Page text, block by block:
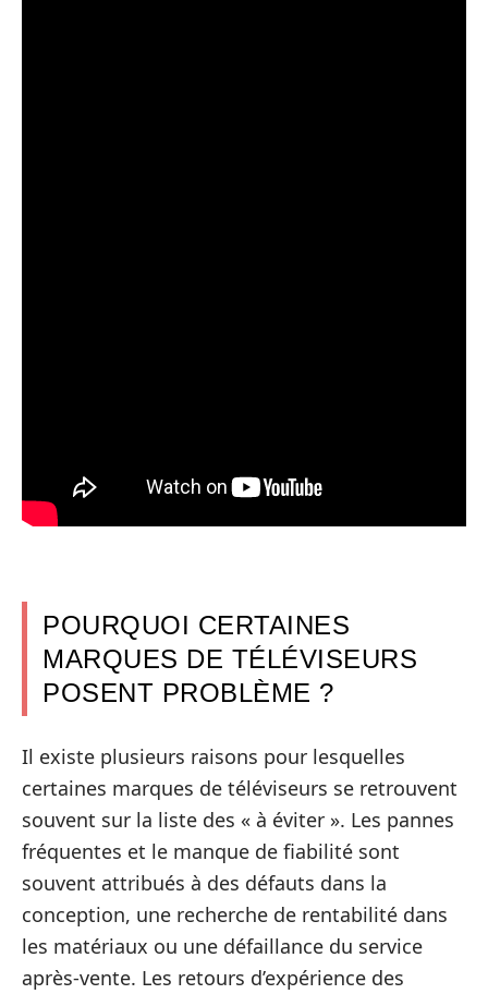
POURQUOI CERTAINES
MARQUES DE TÉLÉVISEURS
POSENT PROBLÈME ?
Il existe plusieurs raisons pour lesquelles
certaines marques de téléviseurs se retrouvent
souvent sur la liste des « à éviter ». Les pannes
fréquentes et le manque de fiabilité sont
souvent attribués à des défauts dans la
conception, une recherche de rentabilité dans
les matériaux ou une défaillance du service
après-vente. Les retours d’expérience des